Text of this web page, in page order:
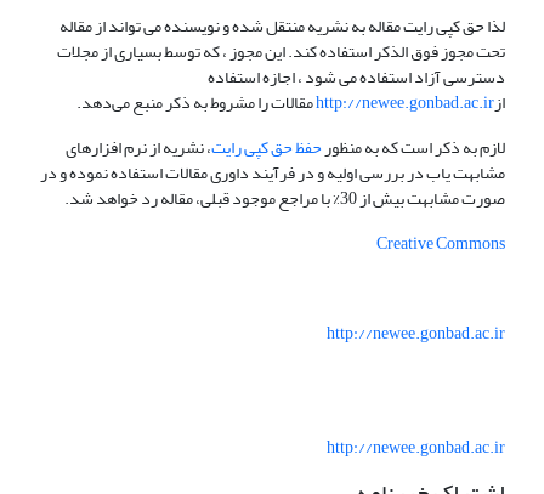
لذا حق کپی رایت مقاله به نشریه منتقل شده و نویسنده می تواند از مقاله
تحت مجوز فوق الذکر استفاده کند. این مجوز ، که توسط بسیاری از مجلات
دسترسی آزاد استفاده می شود ، اجازه استفاده
ازhttp://newee.gonbad.ac.irمقالات را مشروط به ذکر منبع می‌دهد.
لازم به ذکر است که به منظورحفظ حق کپی رایت، نشریه از نرم افزارهای
مشابهت یاب در بررسی اولیه و در فرآیند داوری مقالات استفاده نموده و در
صورت مشابهت بیش از 30% با مراجع موجود قبلی، مقاله رد خواهد شد.
Creative Commons
http://newee.gonbad.ac.ir
http://newee.gonbad.ac.ir